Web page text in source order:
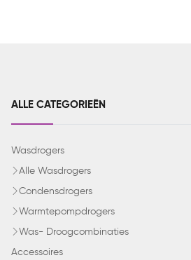
ALLE CATEGORIEËN
Wasdrogers
Alle Wasdrogers
Condensdrogers
Warmtepompdrogers
Was- Droogcombinaties
Accessoires